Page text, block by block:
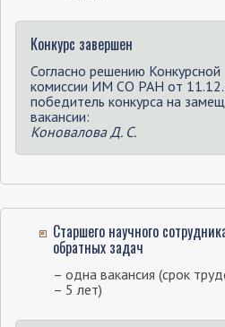
Конкурс завершен
Согласно решению Конкурсной
комиссии ИМ СО РАН от
победитель конкурса на
вакансии:
Коновалова Д. С.
Старшего научного
обратных задач
– одна вакансия (срок
– 5 лет)